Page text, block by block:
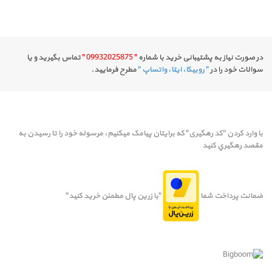
در صورت نیاز به پشتیبانی خرید با شماره " 09932025875 "
تماس بگیرید و یا
سوالات خود را در" روبیکا، ایتا، واتساپ "مطرح فرمایید.
با وارد کردن "کد رهگیری" که برایتان پیامک میکنیم، مرسوله خود را تا رسيدن به
مقصد رهگيري کنيد
ضمانت پرداخت شما "با زرین پال مطمئن خرید کنید"